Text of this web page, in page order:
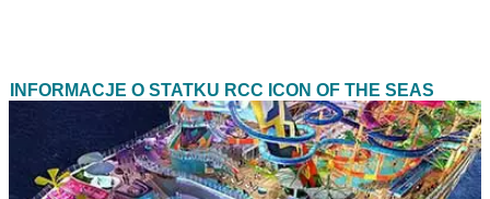
INFORMACJE O STATKU RCC ICON OF THE SEAS